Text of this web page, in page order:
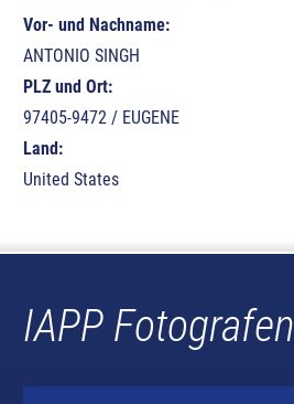
Vor- und Nachname:
ANTONIO SINGH
PLZ und Ort:
97405-9472 / EUGENE
Land:
United States
IAPP Fotografen